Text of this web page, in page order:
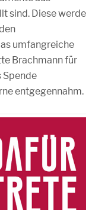
sind. Diese werde
umfangreiche
Brachmann für
Spende
entgegennahm.